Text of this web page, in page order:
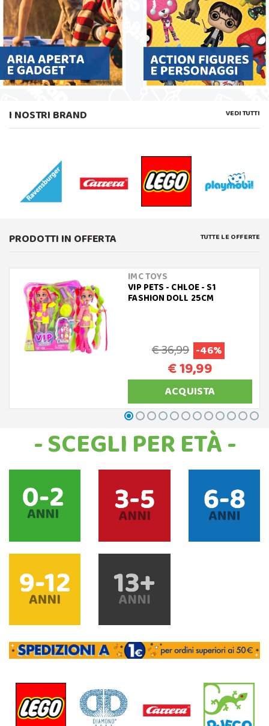
I NOSTRI BRAND VEDI TUTTI
PRODOTTI IN OFFERTA TUTTE LE OFFERTE
IMC TOYS
VIP PETS - CHLOE - S1
FASHION DOLL 25CM
€ 36,99 -46%
€ 19,99
ACQUISTA
- SCEGLI PER ETÀ -